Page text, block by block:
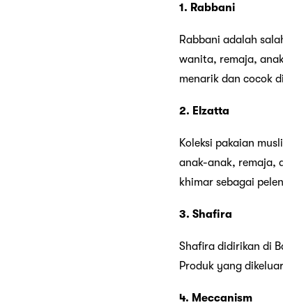
1. Rabbani
Rabbani adalah
wanita, remaja,
menarik dan cocok
2. Elzatta
Koleksi pakaian
anak-anak, remaja,
khimar sebagai
3. Shafira
Shafira didirikan di
Produk yang
4. Meccanism